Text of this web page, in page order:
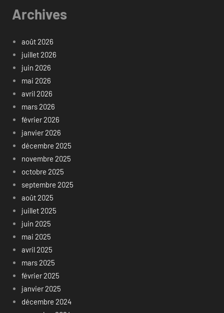
Archives
août 2026
juillet 2026
juin 2026
mai 2026
avril 2026
mars 2026
février 2026
janvier 2026
décembre 2025
novembre 2025
octobre 2025
septembre 2025
août 2025
juillet 2025
juin 2025
mai 2025
avril 2025
mars 2025
février 2025
janvier 2025
décembre 2024